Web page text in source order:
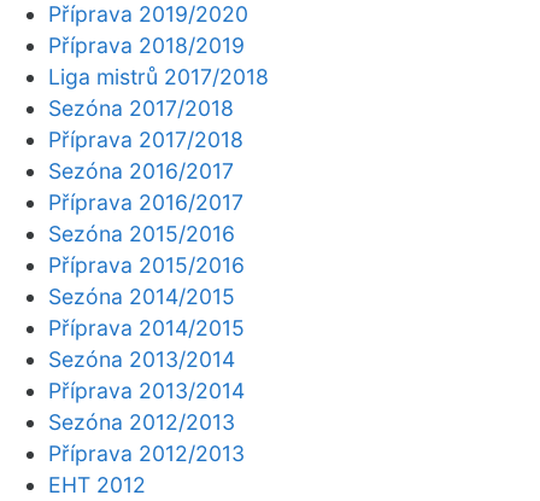
Příprava 2019/2020
Příprava 2018/2019
Liga mistrů 2017/2018
Sezóna 2017/2018
Příprava 2017/2018
Sezóna 2016/2017
Příprava 2016/2017
Sezóna 2015/2016
Příprava 2015/2016
Sezóna 2014/2015
Příprava 2014/2015
Sezóna 2013/2014
Příprava 2013/2014
Sezóna 2012/2013
Příprava 2012/2013
EHT 2012